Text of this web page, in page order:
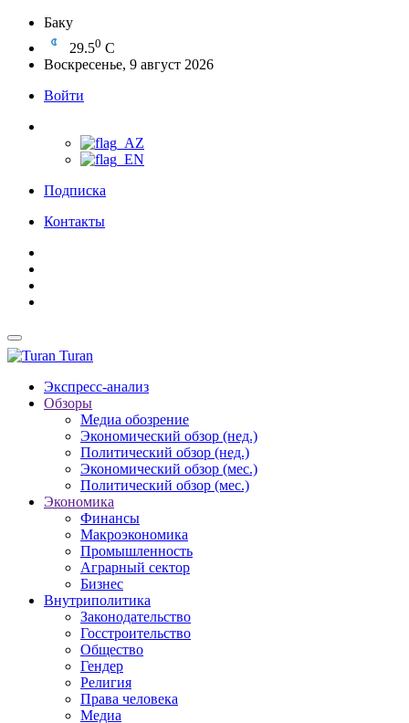
Баку
29.50 C
Воскресенье, 9 август 2026
Войти
Подписка
Контакты
Turan
Экспресс-анализ
Обзоры
Медиа обозрение
Экономический обзор (нед.)
Политический обзор (нед.)
Экономический обзор (мес.)
Политический обзор (мес.)
Экономика
Финансы
Макроэкономика
Промышленность
Аграрный сектор
Бизнес
Внутриполитика
Законодательство
Госстроительство
Общество
Гендер
Религия
Права человека
Медиа